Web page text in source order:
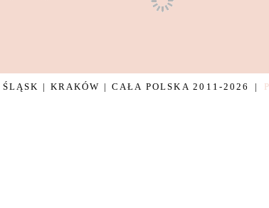
| KRAKÓW | CAŁA POLSKA 2011-2026 |